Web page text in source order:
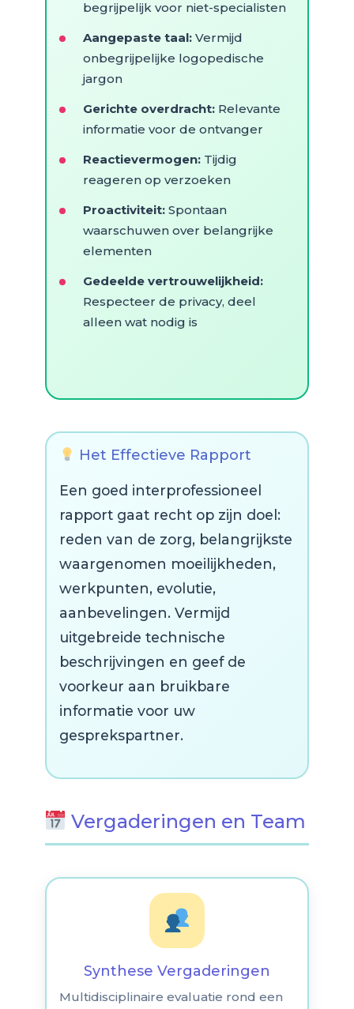
begrijpelijk voor niet-specialisten
Aangepaste taal:Vermijd
onbegrijpelijke logopedische
jargon
Gerichte overdracht:Relevante
informatie voor de ontvanger
Reactievermogen:Tijdig
reageren op verzoeken
Proactiviteit:Spontaan
waarschuwen over belangrijke
elementen
Gedeelde vertrouwelijkheid:
Respecteer de privacy, deel
alleen wat nodig is
Het Effectieve Rapport
Een goed interprofessioneel
rapport gaat recht op zijn doel:
reden van de zorg, belangrijkste
waargenomen moeilijkheden,
werkpunten, evolutie,
aanbevelingen. Vermijd
uitgebreide technische
beschrijvingen en geef de
voorkeur aan bruikbare
informatie voor uw
gesprekspartner.
Vergaderingen en Team
Synthese Vergaderingen
Multidisciplinaire evaluatie rond een